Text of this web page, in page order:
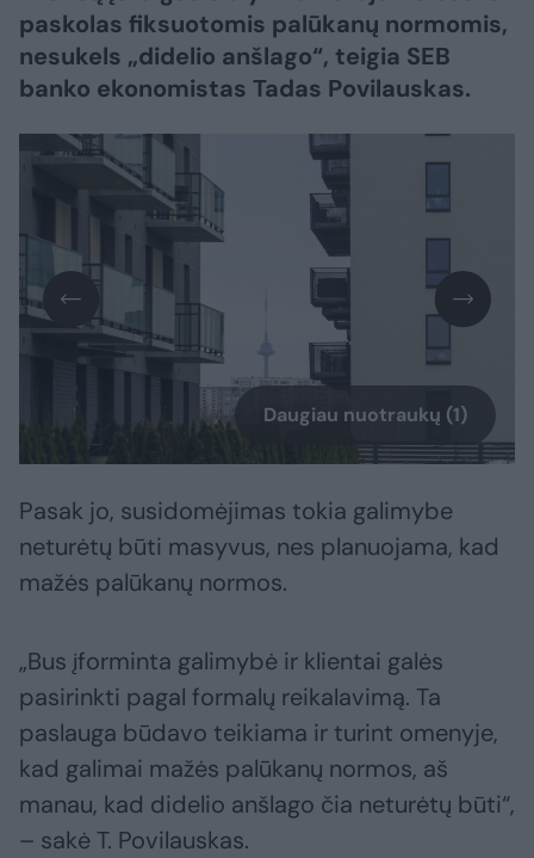
paskolas fiksuotomis palūkanų normomis,
nesukels „didelio anšlago“, teigia SEB
banko ekonomistas Tadas Povilauskas.
Daugiau nuotraukų (1)
Pasak jo, susidomėjimas tokia galimybe
neturėtų būti masyvus, nes planuojama, kad
mažės palūkanų normos.
„Bus įforminta galimybė ir klientai galės
pasirinkti pagal formalų reikalavimą. Ta
paslauga būdavo teikiama ir turint omenyje,
kad galimai mažės palūkanų normos, aš
manau, kad didelio anšlago čia neturėtų būti“,
– sakė T. Povilauskas.